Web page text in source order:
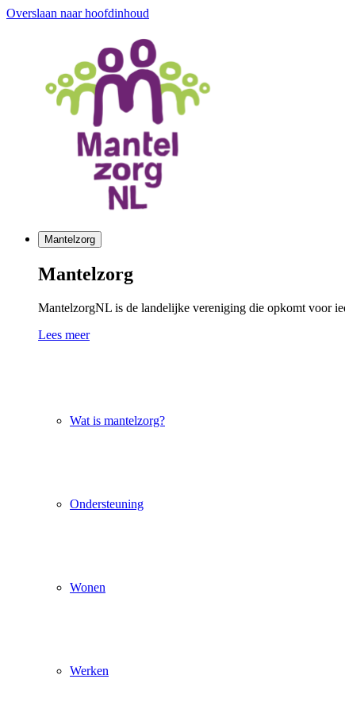
Overslaan naar hoofdinhoud
Mantelzorg
Mantelzorg
MantelzorgNL is de landelijke vereniging die opkomt voor
Lees meer
Wat is mantelzorg?
Ondersteuning
Wonen
Werken